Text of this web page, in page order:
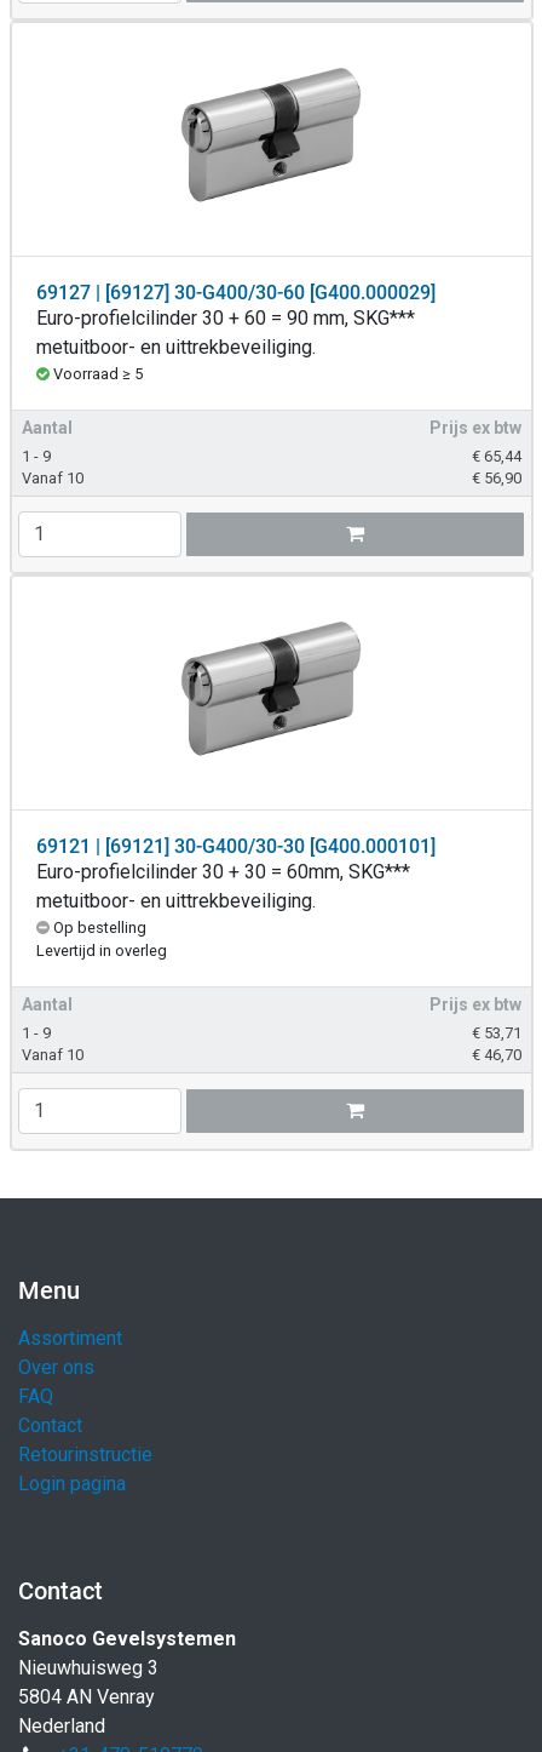
69127 | [69127] 30-G400/30-60 [G400.000029]
Euro-profielcilinder 30 + 60 = 90 mm, SKG***
metuitboor- en uittrekbeveiliging.
Voorraad ≥ 5
Aantal Prijs ex btw
1 - 9 € 65,44
Vanaf 10
€ 56,90
69121 | [69121] 30-G400/30-30 [G400.000101]
Euro-profielcilinder 30 + 30 = 60mm, SKG***
metuitboor- en uittrekbeveiliging.
Op bestelling
Levertijd in overleg
Aantal Prijs ex btw
1 - 9 € 53,71
Vanaf 10
€ 46,70
Menu
Assortiment
Over ons
FAQ
Contact
Retourinstructie
Login pagina
Contact
Sanoco Gevelsystemen
Nieuwhuisweg 3
5804 AN Venray
Nederland